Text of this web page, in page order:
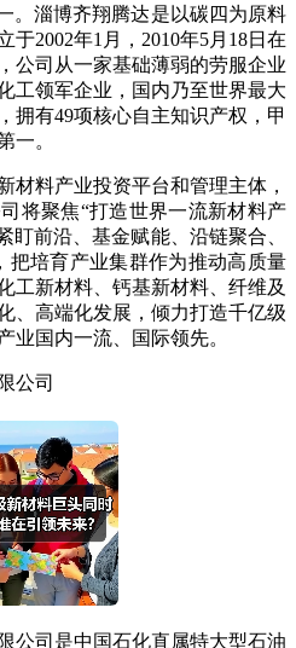
。淄博齐翔腾达是以碳四为原料
于2002年1月，2010年5月18日在
公司从一家基础薄弱的劳服企业
工领军企业，国内乃至世界最大
拥有49项核心自主知识产权，甲
一。
材料产业投资平台和管理主体，
将聚焦“打造世界一流新材料产
盯前沿、基金赋能、沿链聚合、
把培育产业集群作为推动高质量
工新材料、钙基新材料、纤维及
、高端化发展，倾力打造千亿级
业国内一流、国际领先。
公司
公司是中国石化直属特大型石油